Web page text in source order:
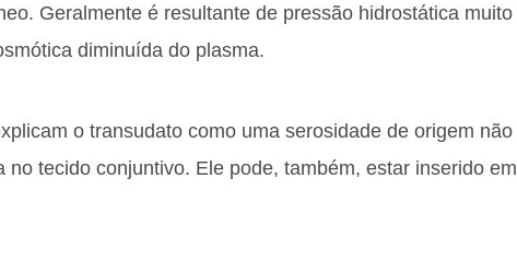
Geralmente é resultante de pressão hidrostática muito
diminuída do plasma.
o transudato como uma serosidade de origem não
no tecido conjuntivo. Ele pode, também, estar inserido em